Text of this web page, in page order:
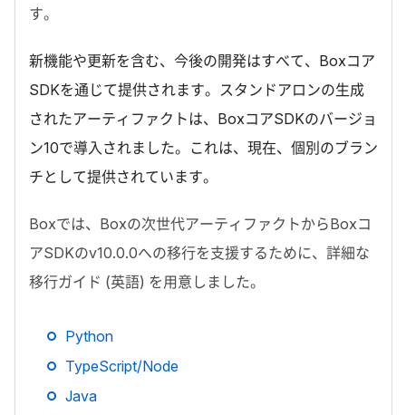
す。
新機能や更新を含む、今後の開発はすべて、 Boxコア
SDKを通じて提供されます。スタンドアロンの生成
されたアーティファクトは、 BoxコアSDKのバージョ
ン10で導入されました。これは、現在、個別のブラン
チとして提供されています。
Boxでは、 Boxの次世代アーティファクトからBoxコ
アSDKのv10.0.0への移行を支援するために、詳細な
移行ガイド (英語) を用意しました。
Python
TypeScript/Node
Java